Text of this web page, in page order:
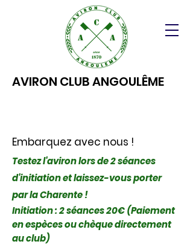
AVIRON CLUB ANGOULÊME
Embarquez avec nous !
Testez l'aviron lors de 2 séances
d'initiation et laissez-vous porter
par la Charente !
Initiation : 2 séances 20€ (Paiement
en espèces ou chèque directement
au club)